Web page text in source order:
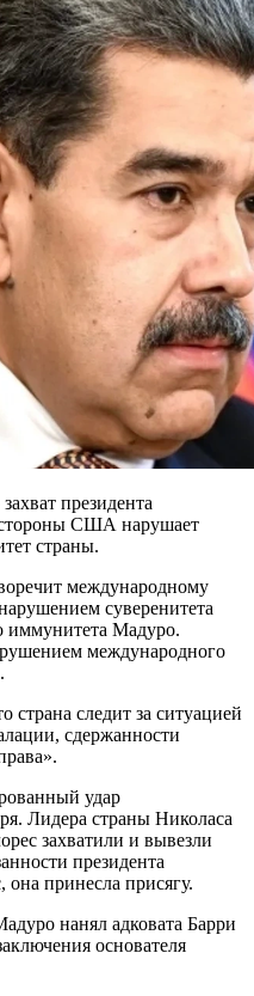
президента
США нарушает
страны.
международному
суверенитета
иммунитета Мадуро.
международного
следит за ситуацией
сдержанности
удар
Лидера страны Николаса
захватили и вывезли
президента
она принесла присягу.
нанял адковата Барри
основателя